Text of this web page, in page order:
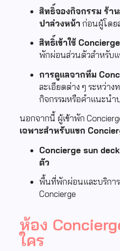
สิทธิ์จองกิจกรรม ร้า
ปาล่วงหน้า ก่อนผู้โดย
สิทธิ์เข้าใช้
พักผ่อนส่วนตัวสำหรับแ
การดูแลจากทีม
ละเอียดต่าง ๆ ระหว่าง
กิจกรรมหรือคำแนะนำ
นอกจากนี้ ผู้เข้าพัก
เฉพาะสำหรับแขก
Concierge sun
ตัว
พื้นที่พักผ่อนและบริกา
Concierge
ห้อง
ใคร